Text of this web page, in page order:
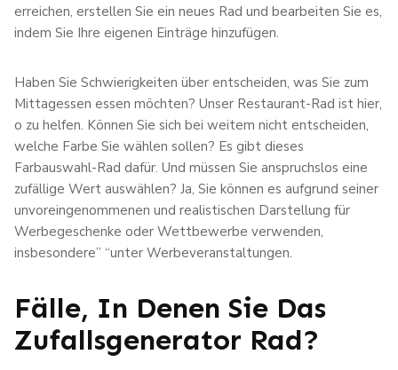
erreichen, erstellen Sie ein neues Rad und bearbeiten Sie es,
indem Sie Ihre eigenen Einträge hinzufügen.
Haben Sie Schwierigkeiten über entscheiden, was Sie zum
Mittagessen essen möchten? Unser Restaurant-Rad ist hier,
o zu helfen. Können Sie sich bei weitem nicht entscheiden,
welche Farbe Sie wählen sollen? Es gibt dieses
Farbauswahl-Rad dafür. Und müssen Sie anspruchslos eine
zufällige Wert auswählen? Ja, Sie können es aufgrund seiner
unvoreingenommenen und realistischen Darstellung für
Werbegeschenke oder Wettbewerbe verwenden,
insbesondere” “unter Werbeveranstaltungen.
Fälle, In Denen Sie Das
Zufallsgenerator Rad?